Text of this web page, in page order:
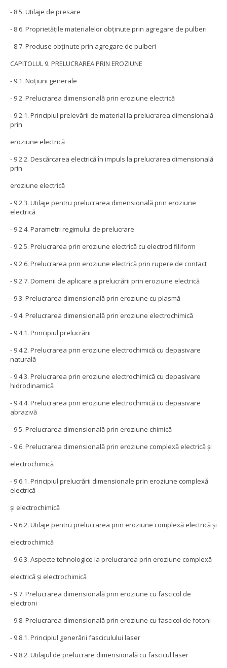
- 8.5. Utilaje de presare
- 8.6. Proprietăţile materialelor obţinute prin agregare de pulberi
- 8.7. Produse obţinute prin agregare de pulberi
CAPITOLUL 9. PRELUCRAREA PRIN EROZIUNE
- 9.1. Noţiuni generale
- 9.2. Prelucrarea dimensională prin eroziune electrică
- 9.2.1. Principiul prelevării de material la prelucrarea dimensională
prin
eroziune electrică
- 9.2.2. Descărcarea electrică în impuls la prelucrarea dimensională
prin
eroziune electrică
- 9.2.3. Utilaje pentru prelucrarea dimensională prin eroziune
electrică
- 9.2.4. Parametri regimului de prelucrare
- 9.2.5. Prelucrarea prin eroziune electrică cu electrod filiform
- 9.2.6. Prelucrarea prin eroziune electrică prin rupere de contact
- 9.2.7. Domenii de aplicare a prelucrării prin eroziune electrică
- 9.3. Prelucrarea dimensională prin eroziune cu plasmă
- 9.4. Prelucrarea dimensională prin eroziune electrochimică
- 9.4.1. Principiul prelucrării
- 9.4.2. Prelucrarea prin eroziune electrochimică cu depasivare
naturală
- 9.4.3. Prelucrarea prin eroziune electrochimică cu depasivare
hidrodinamică
- 9.4.4. Prelucrarea prin eroziune electrochimică cu depasivare
abrazivă
- 9.5. Prelucrarea dimensională prin eroziune chimică
- 9.6. Prelucrarea dimensională prin eroziune complexă electrică şi
electrochimică
- 9.6.1. Principiul prelucrării dimensionale prin eroziune complexă
electrică
şi electrochimică
- 9.6.2. Utilaje pentru prelucrarea prin eroziune complexă electrică şi
electrochimică
- 9.6.3. Aspecte tehnologice la prelucrarea prin eroziune complexă
electrică şi electrochimică
- 9.7. Prelucrarea dimensională prin eroziune cu fascicol de
electroni
- 9.8. Prelucrarea dimensională prin eroziune cu fascicol de fotoni
- 9.8.1. Principiul generării fasciculului laser
- 9.8.2. Utilajul de prelucrare dimensională cu fascicul laser